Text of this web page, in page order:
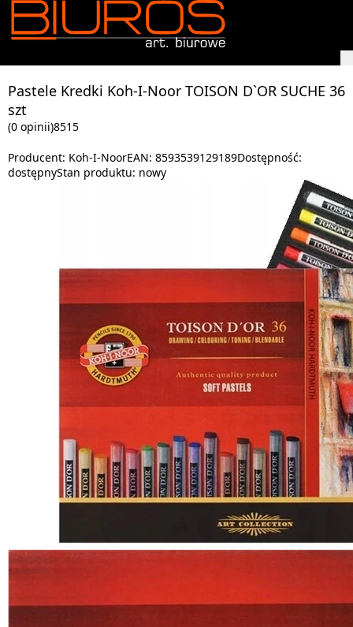
Pastele Kredki Koh-I-Noor TOISON D`OR SUCHE 36
szt
(0 opinii)8515
Producent: Koh-I-NoorEAN: 8593539129189Dostępność:
dostępnyStan produktu: nowy